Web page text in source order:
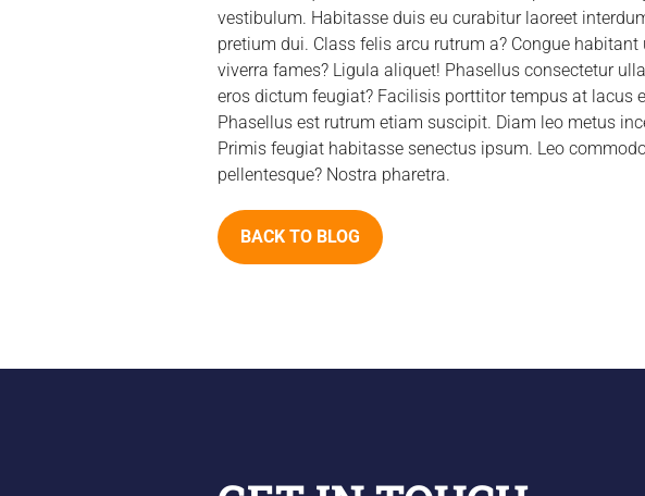
vestibulum. Habitasse duis eu curabitur laoreet
pretium dui. Class felis arcu rutrum a? Congue
viverra fames? Ligula aliquet! Phasellus consectetur
eros dictum feugiat? Facilisis porttitor tempus at lacus
Phasellus est rutrum etiam suscipit. Diam leo metus
Primis feugiat habitasse senectus ipsum. Leo
pellentesque? Nostra pharetra.
BACK TO BLOG